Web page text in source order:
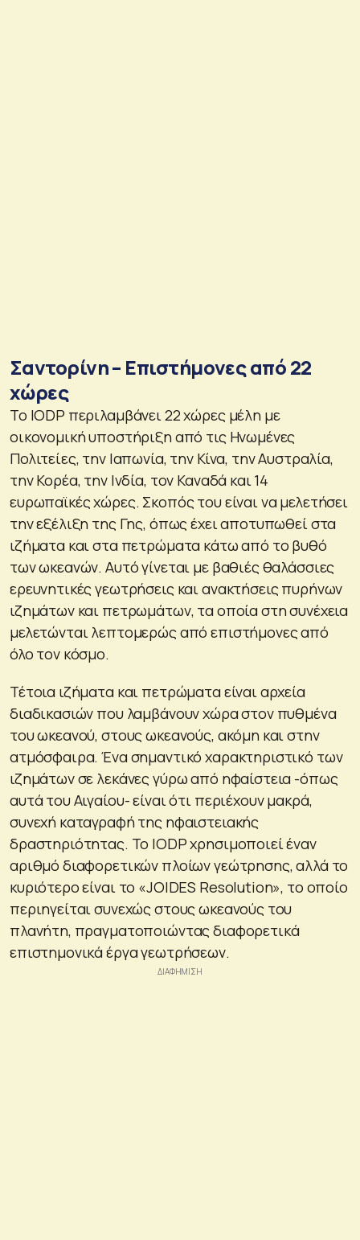
Σαντορίνη – Επιστήμονες από 22
χώρες
Το IODP περιλαμβάνει 22 χώρες μέλη με
οικονομική υποστήριξη από τις Ηνωμένες
Πολιτείες, την Ιαπωνία, την Κίνα, την Αυστραλία,
την Κορέα, την Ινδία, τον Καναδά και 14
ευρωπαϊκές χώρες. Σκοπός του είναι να μελετήσει
την εξέλιξη της Γης, όπως έχει αποτυπωθεί στα
ιζήματα και στα πετρώματα κάτω από το βυθό
των ωκεανών. Αυτό γίνεται με βαθιές θαλάσσιες
ερευνητικές γεωτρήσεις και ανακτήσεις πυρήνων
ιζημάτων και πετρωμάτων, τα οποία στη συνέχεια
μελετώνται λεπτομερώς από επιστήμονες από
όλο τον κόσμο.
Τέτοια ιζήματα και πετρώματα είναι αρχεία
διαδικασιών που λαμβάνουν χώρα στον πυθμένα
του ωκεανού, στους ωκεανούς, ακόμη και στην
ατμόσφαιρα. Ένα σημαντικό χαρακτηριστικό των
ιζημάτων σε λεκάνες γύρω από ηφαίστεια -όπως
αυτά του Αιγαίου- είναι ότι περιέχουν μακρά,
συνεχή καταγραφή της ηφαιστειακής
δραστηριότητας. Το IODP χρησιμοποιεί έναν
αριθμό διαφορετικών πλοίων γεώτρησης, αλλά το
κυριότερο είναι το «JOIDES Resolution», το οποίο
περιηγείται συνεχώς στους ωκεανούς του
πλανήτη, πραγματοποιώντας διαφορετικά
επιστημονικά έργα γεωτρήσεων.